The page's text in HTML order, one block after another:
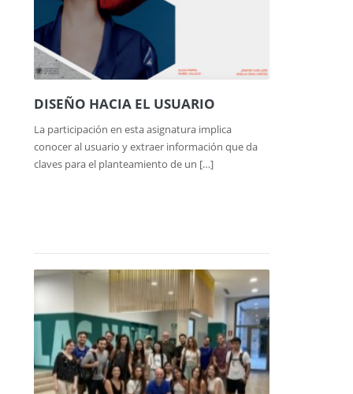
DISEÑO HACIA EL USUARIO
La participación en esta asignatura implica
conocer al usuario y extraer información que da
claves para el planteamiento de un […]